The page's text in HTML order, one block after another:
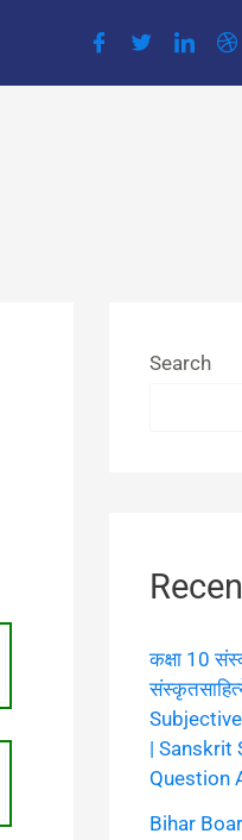
Search
कक्षा 10
| Sanskrit
Question
Bihar